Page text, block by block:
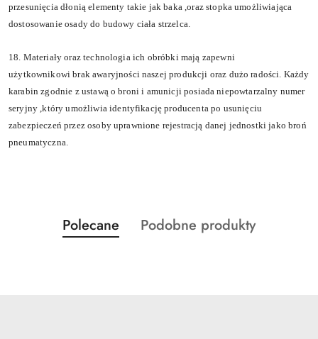
przesunięcia dłonią elementy takie jak baka ,oraz stopka umożliwiająca
dostosowanie osady do budowy ciała strzelca.
18. Materiały oraz technologia ich obróbki mają zapewni
użytkownikowi brak awaryjności naszej produkcji oraz dużo radości. Każdy
karabin zgodnie z ustawą o broni i amunicji posiada niepowtarzalny numer
seryjny ,który umożliwia identyfikację producenta po usunięciu
zabezpieczeń przez osoby uprawnione rejestracją danej jednostki jako broń
pneumatyczna.
Pomiń karuzelę produktów
Produkty
o
Polecane
Produkty
Podobne produkty